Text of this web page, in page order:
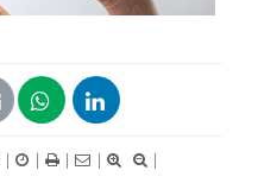
| | | |
|